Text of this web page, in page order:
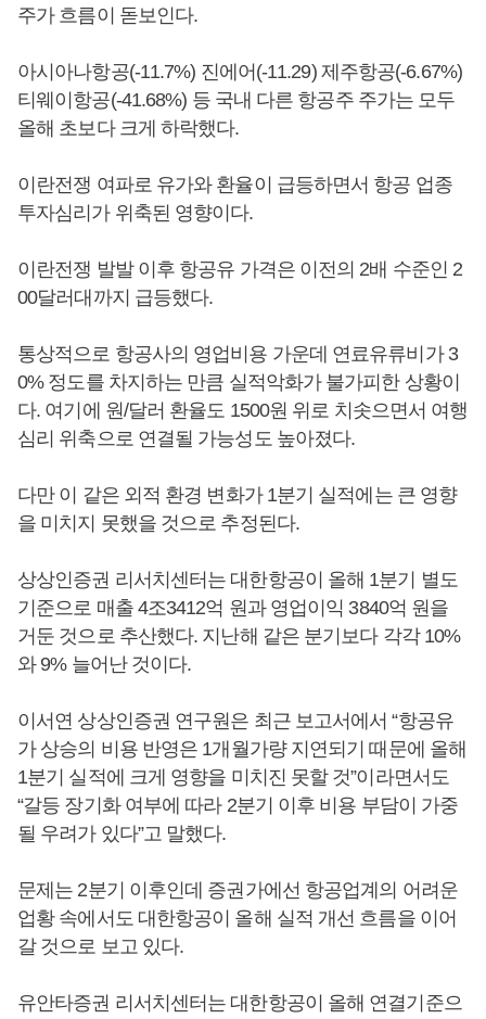
주가 흐름이 돋보인다.
아시아나항공(-11.7%) 진에어(-11.29) 제주항공(-6.67%)
티웨이항공(-41.68%) 등 국내 다른 항공주 주가는 모두
올해 초보다 크게 하락했다.
이란전쟁 여파로 유가와 환율이 급등하면서 항공 업종
투자심리가 위축된 영향이다.
이란전쟁 발발 이후 항공유 가격은 이전의 2배 수준인 2
00달러대까지 급등했다.
통상적으로 항공사의 영업비용 가운데 연료유류비가 3
0% 정도를 차지하는 만큼 실적악화가 불가피한 상황이
다. 여기에 원/달러 환율도 1500원 위로 치솟으면서 여행
심리 위축으로 연결될 가능성도 높아졌다.
다만 이 같은 외적 환경 변화가 1분기 실적에는 큰 영향
을 미치지 못했을 것으로 추정된다.
상상인증권 리서치센터는 대한항공이 올해 1분기 별도
기준으로 매출 4조3412억 원과 영업이익 3840억 원을
거둔 것으로 추산했다. 지난해 같은 분기보다 각각 10%
와 9% 늘어난 것이다.
이서연 상상인증권 연구원은 최근 보고서에서 “항공유
가 상승의 비용 반영은 1개월가량 지연되기 때문에 올해
1분기 실적에 크게 영향을 미치진 못할 것”이라면서도
“갈등 장기화 여부에 따라 2분기 이후 비용 부담이 가중
될 우려가 있다”고 말했다.
문제는 2분기 이후인데 증권가에선 항공업계의 어려운
업황 속에서도 대한항공이 올해 실적 개선 흐름을 이어
갈 것으로 보고 있다.
유안타증권 리서치센터는 대한항공이 올해 연결기준으